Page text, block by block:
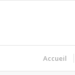
Accueil